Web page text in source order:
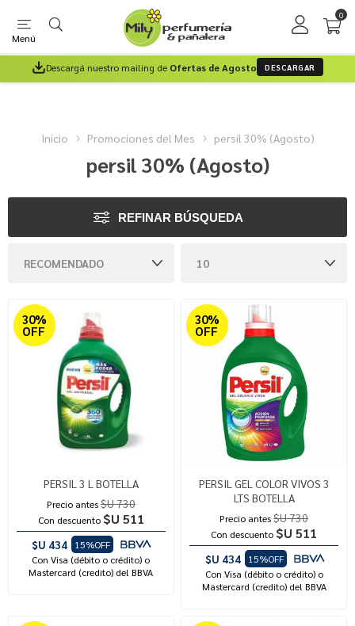
Menú
0
Descargá nuestro mailing de Ofertas de Agosto DESCARGAR
Inicio Promociones del Mes persil 30% (Agosto)
persil 30% (Agosto)
REFINAR BÚSQUEDA
30%
OFF
PERSIL 3 L BOTELLA
Precio antes$U 730
Con descuento $U 511
$U 434
15%OFF
Con Visa (débito o crédito) o
Mastercard (credito) del BBVA
30%
OFF
PERSIL GEL COLOR VIVOS 3
LTS BOTELLA
Precio antes$U 730
Con descuento $U 511
$U 434
15%OFF
Con Visa (débito o crédito) o
Mastercard (credito) del BBVA